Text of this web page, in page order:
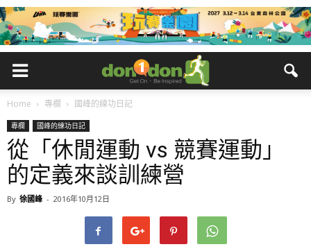
Home 專欄 國峰的練功日記
專欄 國峰的練功日記
從「休閒運動 vs 競賽運動」
的定義來談訓練營
By 徐國峰 - 2016年10月12日